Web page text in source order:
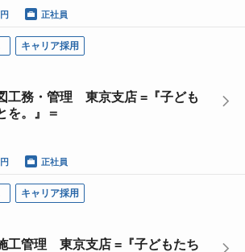
正社員
キャリア採用
工務・管理 東京支店 =『子ども
を。』＝
正社員
キャリア採用
工管理 東京支店 =『子どもたち